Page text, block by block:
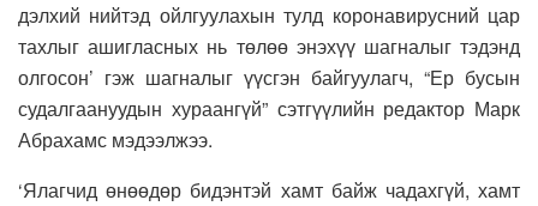
дэлхий нийтэд ойлгуулахын тулд коронавирусний цар
тахлыг ашигласных нь төлөө энэхүү шагналыг тэдэнд
олгосон’ гэж шагналыг үүсгэн байгуулагч, “Ер бусын
судалгаануудын хураангүй” сэтгүүлийн редактор Марк
Абрахамс мэдээлжээ.
‘Ялагчид өнөөдөр бидэнтэй хамт байж чадахгүй, хамт